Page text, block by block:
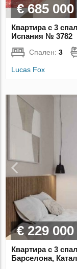
€ 685 000
Квартира с 3
Испания № 3782
Спален:3
Lucas Fox
€ 229 000
Квартира с 3
Барселона,